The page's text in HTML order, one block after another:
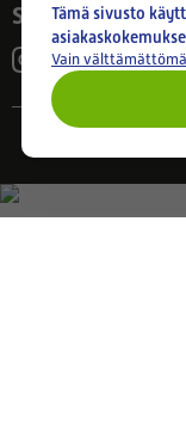
Seuraa meitä
Tämä sivusto
Vain